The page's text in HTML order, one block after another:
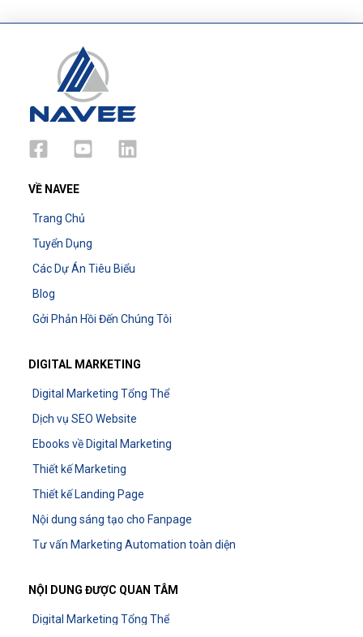
VỀ NAVEE
Trang Chủ
Tuyển Dụng
Các Dự Án Tiêu Biểu
Blog
Gởi Phản Hồi Đến Chúng Tôi
DIGITAL MARKETING
Digital Marketing Tổng Thể
Dịch vụ SEO Website
Ebooks về Digital Marketing
Thiết kế Marketing
Thiết kế Landing Page
Nội dung sáng tạo cho Fanpage
Tư vấn Marketing Automation toàn diện
NỘI DUNG ĐƯỢC QUAN TÂM
Digital Marketing Tổng Thể